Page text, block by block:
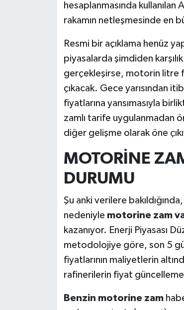
hesaplanmasında
rakamın netleşmesinde en
Resmi bir açıklama henüz
piyasalarda şimdiden
gerçekleşirse, motorin litre
çıkacak. Gece yarısından
fiyatlarına yansımasıyla
zamlı tarife uygulanmadan
diğer gelişme olarak öne
MOTORİNE
DURUMU
Şu anki verilere
nedeniyle motorine zam
kazanıyor. Enerji Piyasası
metodolojiye göre, son 5
fiyatlarının maliyetlerin
rafinerilerin fiyat
Benzin motorine zam